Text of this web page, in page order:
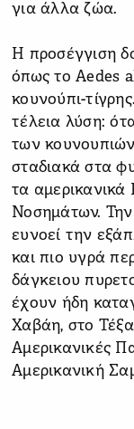
για άλλα ζώα.
Η προσέγγιση
όπως το Aedes
κουνούπι-
τέλεια λύση:
των
σταδιακά στα
τα
Νοσημάτων. Την
ευνοεί την
και πιο υγρά
δάγκειου
έχουν ήδη
Χαβάη, στο
Αμερικανικές
Αμερικανική